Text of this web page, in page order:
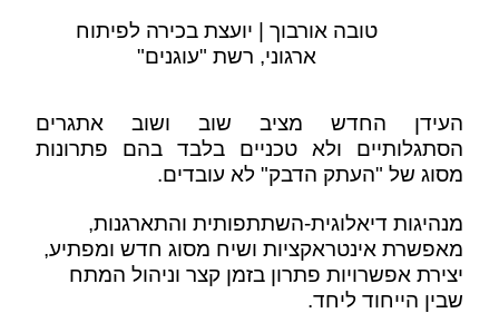
טובה אורבוך | יועצת בכירה לפיתוח
ארגוני, רשת "עוגנים"
העידן החדש מציב שוב ושוב אתגרים
הסתגלותיים ולא טכניים בלבד בהם פתרונות
מסוג של "העתק הדבק" לא עובדים.
מנהיגות דיאלוגית-השתתפותית והתארגנות,
מאפשרת אינטראקציות ושיח מסוג חדש ומפתיע,
יצירת אפשרויות פתרון בזמן קצר וניהול המתח
שבין הייחוד ליחד.